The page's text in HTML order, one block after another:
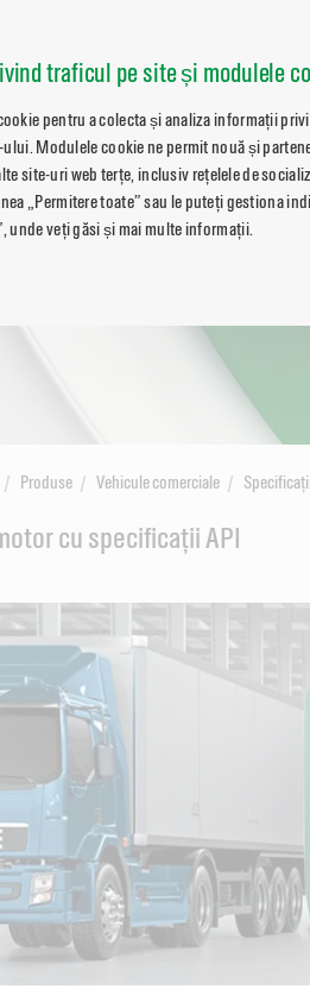
traficul pe site și modulele
pentru a colecta și analiza informații
Modulele cookie ne permit nouă și
site-uri web terțe, inclusiv rețelele de
„Permitere toate” sau le puteți gestiona
unde veți găsi și mai multe informații.
Produse Vehicule comerciale
cu specificații API